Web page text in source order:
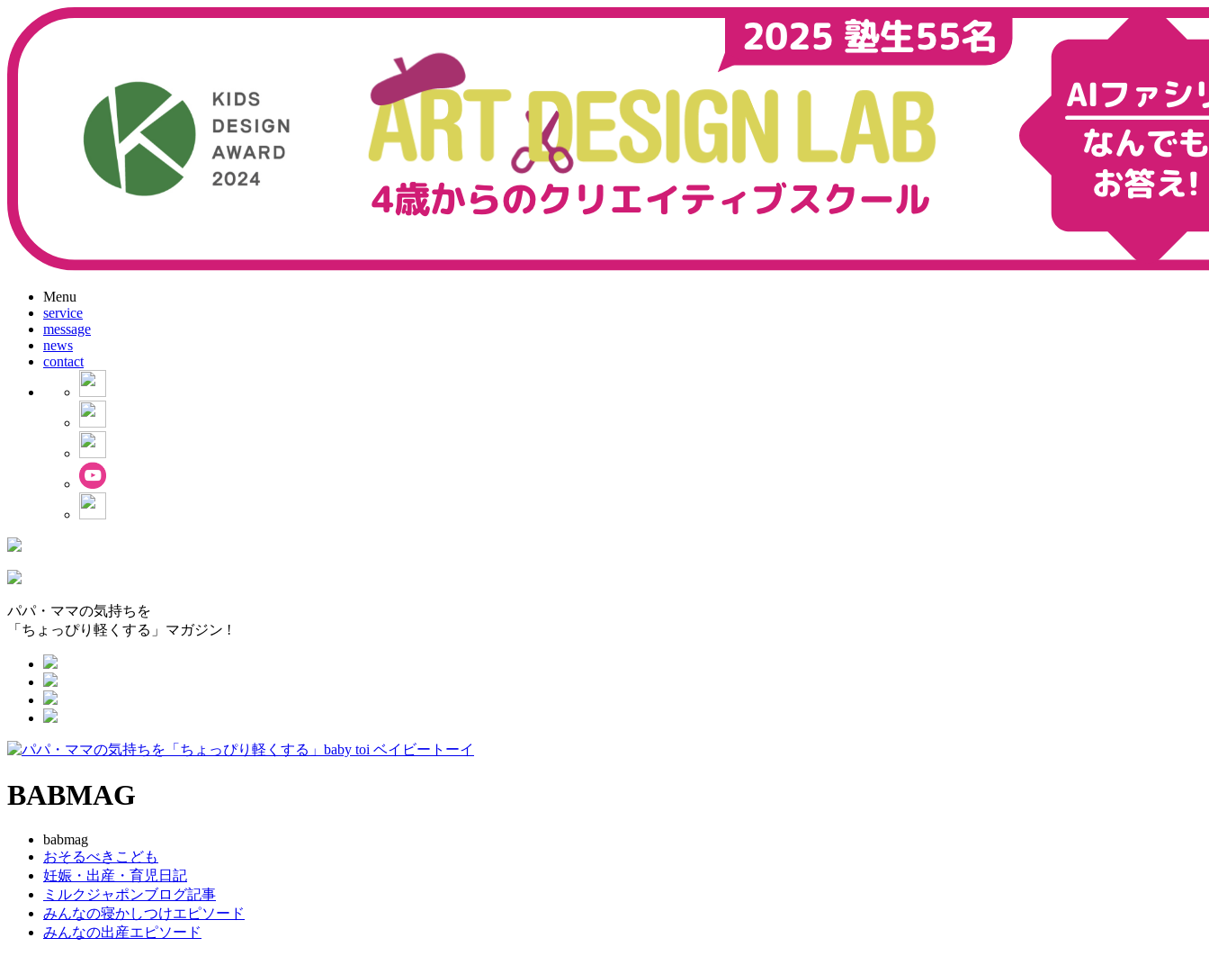
Menu
service
message
news
contact
パパ・ママの気持ちを
「ちょっぴり軽くする」マガジン !
BABMAG
babmag
おそるべきこども
妊娠・出産・育児日記
ミルクジャポンブログ記事
みんなの寝かしつけエピソード
みんなの出産エピソード